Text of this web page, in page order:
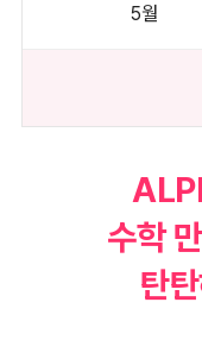
5월
수학
탄